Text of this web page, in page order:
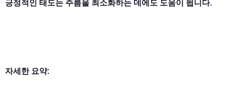
긍정적인 태도는 주름을 최소화하는 데에도 도움이 됩니다.
자세한 요약: